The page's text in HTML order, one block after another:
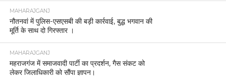
MAHARAJGANJ
नौतनवां में पुलिस-एसएसबी की बड़ी कार्रवाई, बुद्ध भगवान की
मूर्ति के साथ दो गिरफ्तार ।
MAHARAJGANJ
महराजगंज में समाजवादी पार्टी का प्रदर्शन, गैस संकट को
लेकर जिलाधिकारी को सौंपा ज्ञापन।